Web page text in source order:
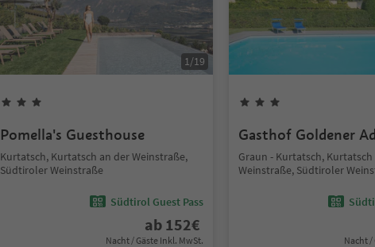
1/19
Pomella's Guesthouse
Kurtatsch, Kurtatsch an der Weinstraße,
Südtiroler Weinstraße
Südtirol Guest Pass
ab 152€
Nacht / Gäste Inkl. MwSt.
Gasthof Goldener
Graun - Kurtatsch,
Weinstraße, Südtiroler
Nacht /